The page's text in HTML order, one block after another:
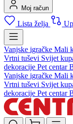
Moj račun
Lista želja
Vanjske igračke Mali
Vrtni tuševi Svijet
dekoracije Pet centar
Vanjske igračke Mali
Vrtni tuševi Svijet
dekoracije Pet centar